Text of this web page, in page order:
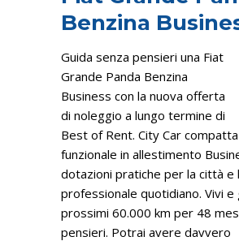
Benzina
Guida senza pensieri una Fiat
Grande Panda Benzina
Business con la nuova offerta
di noleggio a lungo termine di
Best of Rent. City Car
funzionale in allestimento
dotazioni pratiche per la città e
professionale quotidiano. Vivi e
prossimi 60.000 km per 48
pensieri. Potrai avere davvero